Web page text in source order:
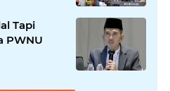
Tapi
PWNU